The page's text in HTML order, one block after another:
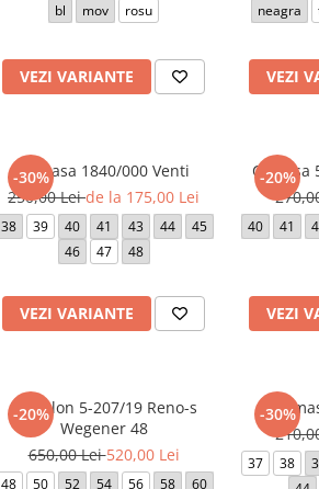
bl mov rosu
VEZI VARIANTE
neagra
VEZI
-30%
Camasa 1840/000 Venti
250,00 Leide la 175,00 Lei
38 39 40 41 43 44
45
46
47 48
VEZI VARIANTE
-20%
Camasa
40 41
VEZI
-20%
Pantalon 5-207/19 Reno-s
Wegener 48
650,00 Lei520,00 Lei
48 50 52 54 56 58 60
-30%
37 38